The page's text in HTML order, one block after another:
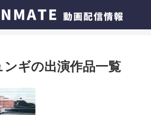
ギの出演作品一覧